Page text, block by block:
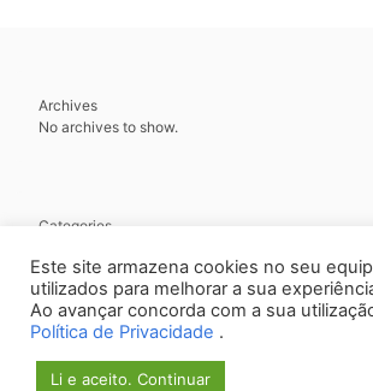
Archives
No archives to show.
Categories
Este site armazena cookies no seu
utilizados para melhorar a sua
Ao avançar concorda com a sua
Política de Privacidade .
Li e aceito. Continuar